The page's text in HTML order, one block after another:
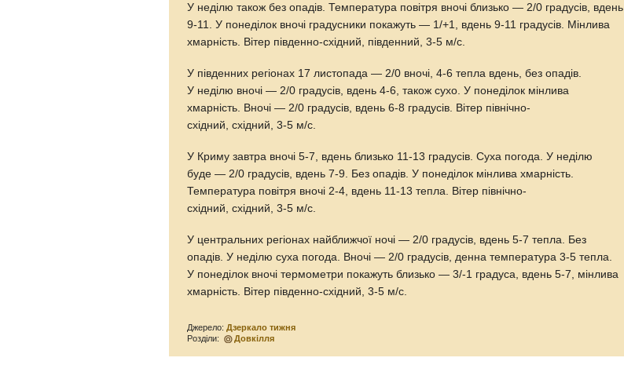
У неділю також без опадів. Температура повітря вночі близько — 2/0 градусів, вдень
9-11. У понеділок вночі градусники покажуть — 1/+1, вдень 9-11 градусів. Мінлива
хмарність. Вітер південно-східний, південний, 3-5 м/с.
У південних регіонах 17 листопада — 2/0 вночі, 4-6 тепла вдень, без опадів.
У неділю вночі — 2/0 градусів, вдень 4-6, також сухо. У понеділок мінлива
хмарність. Вночі — 2/0 градусів, вдень 6-8 градусів. Вітер північно-
східний, східний, 3-5 м/с.
У Криму завтра вночі 5-7, вдень близько 11-13 градусів. Суха погода. У неділю
буде — 2/0 градусів, вдень 7-9. Без опадів. У понеділок мінлива хмарність.
Температура повітря вночі 2-4, вдень 11-13 тепла. Вітер північно-
східний, східний, 3-5 м/с.
У центральних регіонах найближчої ночі — 2/0 градусів, вдень 5-7 тепла. Без
опадів. У неділю суха погода. Вночі — 2/0 градусів, денна температура 3-5 тепла.
У понеділок вночі термометри покажуть близько — 3/-1 градуса, вдень 5-7, мінлива
хмарність. Вітер південно-східний, 3-5 м/с.
Джерело:Дзеркало тижня
Розділи:
Довкілля